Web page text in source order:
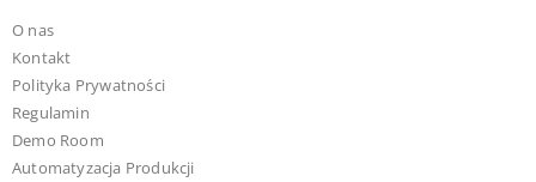
O nas
Kontakt
Polityka Prywatności
Regulamin
Demo Room
Automatyzacja Produkcji